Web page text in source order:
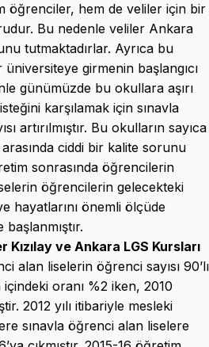
öğrenciler, hem de veliler için bir
Bu nedenle veliler Ankara
tutmaktadırlar. Ayrıca bu
girmenin başlangıcı
günümüzde bu okullara aşırı
karşılamak için sınavla
artırılmıştır. Bu okulların sayıca
ciddi bir kalite sorunu
sonrasında öğrencilerin
öğrencilerin gelecekteki
hayatlarını önemli ölçüde
ve Ankara LGS Kursları
alan liselerin öğrenci sayısı 90’lı
oranı %2 iken, 2010
2012 yılı itibariyle mesleki
sınavla öğrenci alan liselere